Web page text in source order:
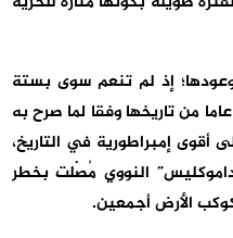
إذ لم تنعم سوى بستة
عشر عاما من السلام خلال أول 242 عاما من تاريخها وفقا لما صرح به
وتحولت إلى أقوى إمبراطورية في التاريخ،
النووي مُصْلت بخطر
الأرض أجمعين.